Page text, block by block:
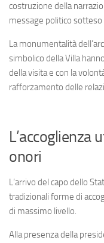
costruzione della
message politico sotteso
La monumentalità
simbolico della Villa
della visita e con la
rafforzamento delle
L’accoglienza
onori
L’arrivo del capo dello
tradizionali forme di
di massimo livello.
Alla presenza della